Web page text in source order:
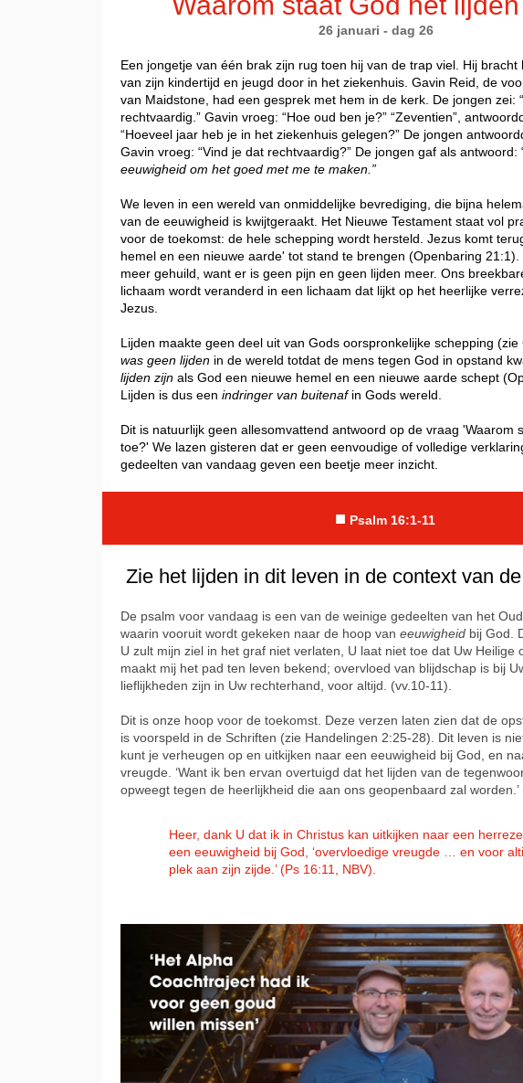
26 januari - dag 26
Een jongetje van één brak zijn rug toen hij van de trap viel. Hij bracht
van zijn kindertijd en jeugd door in het ziekenhuis. Gavin Reid, de
van Maidstone, had een gesprek met hem in de kerk. De jongen zei:
rechtvaardig.” Gavin vroeg: “Hoe oud ben je?” “Zeventien”,
“Hoeveel jaar heb je in het ziekenhuis gelegen?” De jongen
Gavin vroeg: “Vind je dat rechtvaardig?” De jongen gaf als antwoord:
eeuwigheid om het goed met me te maken.”
We leven in een wereld van onmiddelijke bevrediging, die bijna
van de eeuwigheid is kwijtgeraakt. Het Nieuwe Testament staat vol
voor de toekomst: de hele schepping wordt hersteld. Jezus komt
hemel en een nieuwe aarde' tot stand te brengen (Openbaring
meer gehuild, want er is geen pijn en geen lijden meer. Ons
lichaam wordt veranderd in een lichaam dat lijkt op het heerlijke
Jezus.
Lijden maakte geen deel uit van Gods oorspronkelijke schepping (zie
was geen lijden in de wereld totdat de mens tegen God in opstand
lijden zijn als God een nieuwe hemel en een nieuwe aarde schept
Lijden is dus een indringer van buitenafin Gods wereld.
Dit is natuurlijk geen allesomvattend antwoord op de vraag 'Waarom
toe?' We lazen gisteren dat er geen eenvoudige of volledige
gedeelten van vandaag geven een beetje meer inzicht.
■ Psalm 16:1-11
Zie het lijden in dit leven in de context van
De psalm voor vandaag is een van de weinige gedeelten van het
waarin vooruit wordt gekeken naar de hoop van eeuwigheid bij God.
U zult mijn ziel in het graf niet verlaten, U laat niet toe dat Uw Heilige
maakt mij het pad ten leven bekend; overvloed van blijdschap is bij
lieflijkheden zijn in Uw rechterhand, voor altijd. (vv.10-11).
Dit is onze hoop voor de toekomst. Deze verzen laten zien dat de
is voorspeld in de Schriften (zie Handelingen 2:25-28). Dit leven is
kunt je verheugen op en uitkijken naar een eeuwigheid bij God, en
vreugde. ‘Want ik ben ervan overtuigd dat het lijden van de
opweegt tegen de heerlijkheid die aan ons geopenbaard zal worden.’
Heer, dank U dat ik in Christus kan uitkijken naar een
een eeuwigheid bij God, ‘overvloedige vreugde … en voor
plek aan zijn zijde.’ (Ps 16:11, NBV).